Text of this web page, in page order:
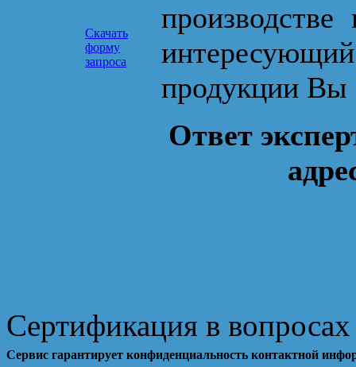
Скачать
форму
запроса
продукции Вы
Ответ
Сертификация в вопросах
Сервис гарантирует конфиденциальность контактной